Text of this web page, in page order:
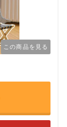
この商品を見る